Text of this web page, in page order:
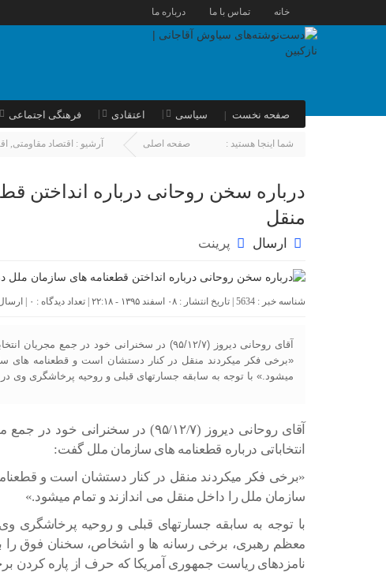
خانه تماس با ما درباره ما
صفحه نخست سیاسی اعتقادی فرهنگی اجتماعی
شما اینجا هستید : صفحه اصلی آرشیو : اقتصاد مقاومتی,
درباره سخن روحانی درباره انداختن
منقل
ارسال پرینت
شناسه خبر : 5634 | تاریخ انتشار : ۰۸ اسفند ۱۳۹۵ - ۲۲:۱۸ | تعداد دیدگاه : ۰ |
آقای روحانی دیروز (۹۵/۱۲/۷) در سخنرانی خود در
«برخی فکر میکردند منقل در کنار دستشان است و قطعنامه های
میشود.» با توجه به سابقه جسارتهای قبلی و روحیه پرخاشگری وی
آقای روحانی دیروز (۹۵/۱۲/۷) در سخنرانی خود در
انتخاباتی درباره قطعنامه های سازمان ملل گفت:
«برخی فکر میکردند منقل در کنار دستشان است و
سازمان ملل را داخل منقل می اندازند و تمام میشود.»
با توجه به سابقه جسارتهای قبلی و روحیه پرخاشگری
معظم رهبری، برخی رسانه ها و اشخاص، سخنان فوق
نامزدهای ریاست جمهوری آمریکا که حرف از پاره کردن